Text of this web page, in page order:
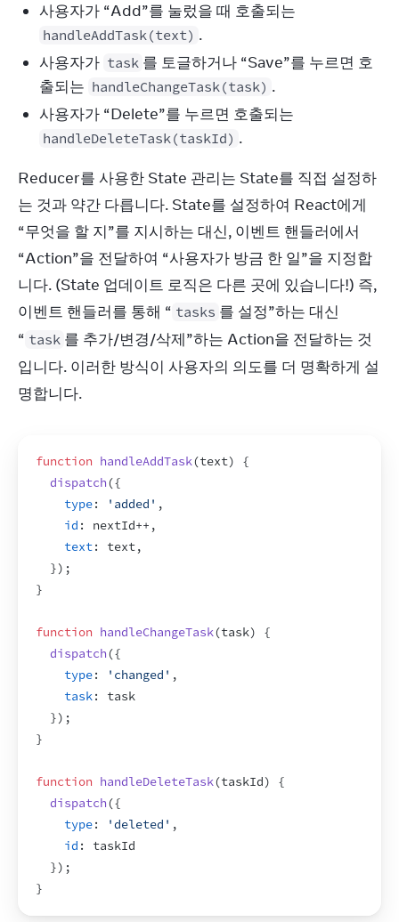
사용자가 “Add”를 눌렀을 때 호출되는
handleAddTask(text) .
사용자가 task 를 토글하거나 “Save”를 누르면 호
출되는 handleChangeTask(task) .
사용자가 “Delete”를 누르면 호출되는
handleDeleteTask(taskId) .
Reducer를 사용한 State 관리는 State를 직접 설정하
는 것과 약간 다릅니다. State를 설정하여 React에게
“무엇을 할 지”를 지시하는 대신, 이벤트 핸들러에서
“Action”을 전달하여 “사용자가 방금 한 일”을 지정합
니다. (State 업데이트 로직은 다른 곳에 있습니다!) 즉,
이벤트 핸들러를 통해 “ tasks 를 설정”하는 대신
“ task 를 추가/변경/삭제”하는 Action을 전달하는 것
입니다. 이러한 방식이 사용자의 의도를 더 명확하게 설
명합니다.
function handleAddTask(text)
{
dispatch({
type: 'added' ,
id : nextId++ ,
text: text,
}) ;
}
function handleChangeTask(task)
{
dispatch({
type: 'changed' ,
task:
task
}) ;
}
function handleDeleteTask(taskId)
{
dispatch({
type: 'deleted' ,
id :
taskId
}) ;
}